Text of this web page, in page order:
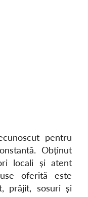
pentru
Obținut
locali și atent
oferită este
prăjit, sosuri și